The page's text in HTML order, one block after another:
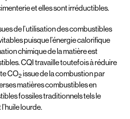
et elles sont irréductibles.
de l’utilisation des combustibles
puisque l’énergie calorifique
chimique de la matière est
CQI travaille toutefois à réduire
CO2 issue de la combustion par
matières combustibles en
fossiles traditionnels tels le
lourde.